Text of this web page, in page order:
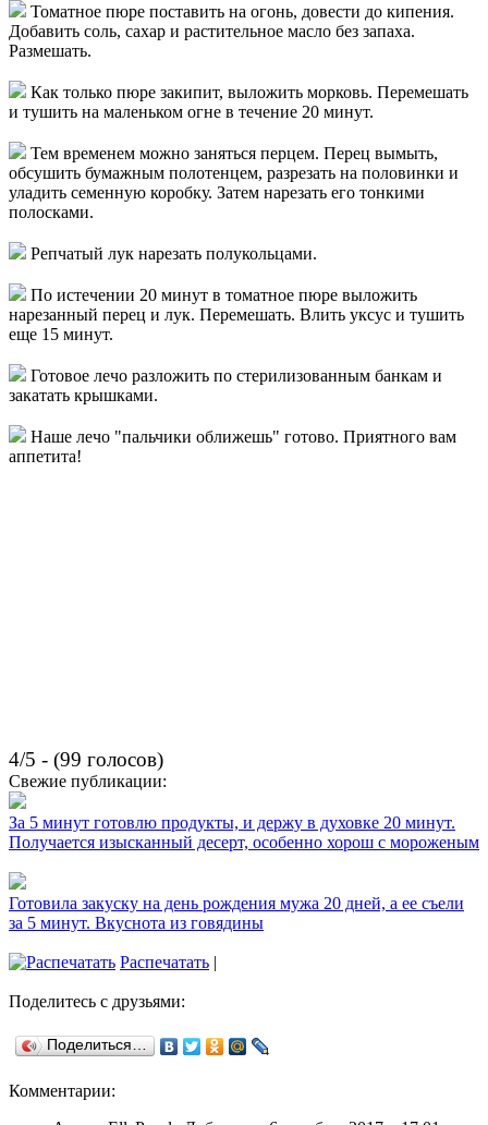
Томатное пюре поставить на огонь, довести до кипения.
Добавить соль, сахар и растительное масло без запаха.
Размешать.
Как только пюре закипит, выложить морковь. Перемешать
и тушить на маленьком огне в течение 20 минут.
Тем временем можно заняться перцем. Перец вымыть,
обсушить бумажным полотенцем, разрезать на половинки и
уладить семенную коробку. Затем нарезать его тонкими
полосками.
Репчатый лук нарезать полукольцами.
По истечении 20 минут в томатное пюре выложить
нарезанный перец и лук. Перемешать. Влить уксус и тушить
еще 15 минут.
Готовое лечо разложить по стерилизованным банкам и
закатать крышками.
Наше лечо "пальчики оближешь" готово. Приятного вам
аппетита!
4/5 - (99 голосов)
Свежие публикации:
За 5 минут готовлю продукты, и держу в духовке 20 минут.
Получается изысканный десерт, особенно хорош с мороженым
Готовила закуску на день рождения мужа 20 дней, а ее съели
за 5 минут. Вкуснота из говядины
Распечатать |
Поделитесь с друзьями:
Поделиться…
Комментарии: